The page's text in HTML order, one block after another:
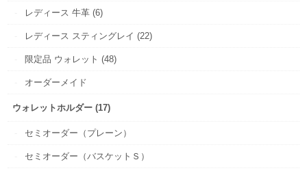
レディース 牛革 (6)
レディース スティングレイ (22)
限定品 ウォレット (48)
オーダーメイド
ウォレットホルダー (17)
セミオーダー（プレーン）
セミオーダー（バスケットＳ）